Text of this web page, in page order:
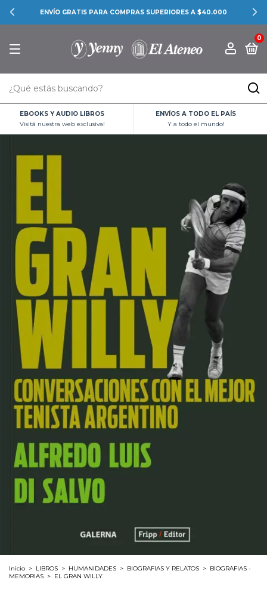
ENVÍO GRATIS PARA COMPRAS SUPERIORES A $40.000
0
EBOOKS Y AUDIO LIBROS
Visitá nuestra web exclusiva!
ENVÍOS A TODO EL PAÍS
Y a todo el mundo!
Inicio > LIBROS > HUMANIDADES > BIOGRAFIAS Y RELATOS > BIOGRAFIAS -
MEMORIAS > EL GRAN WILLY